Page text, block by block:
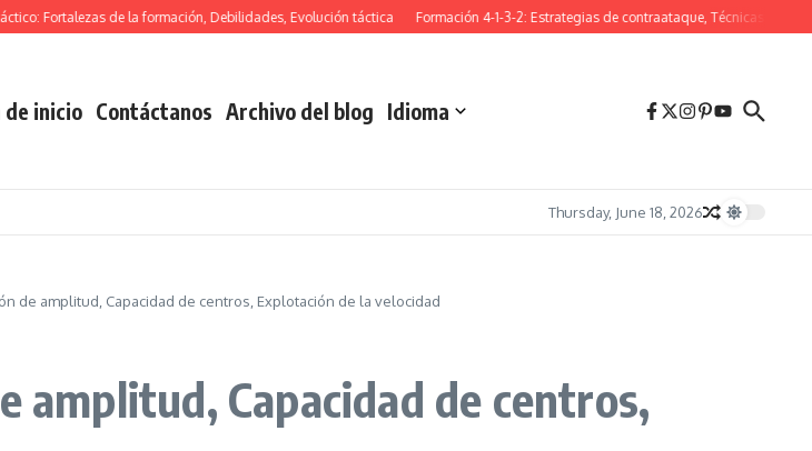
de la formación, Debilidades, Evolución táctica Formación 4-1-3-2: Estrategias de contraataque, Técnicas de presión,
de inicio Contáctanos Archivo del blog Idioma
Thursday, June 18, 2026
de amplitud, Capacidad de centros, Explotación de la velocidad
amplitud, Capacidad de centros,